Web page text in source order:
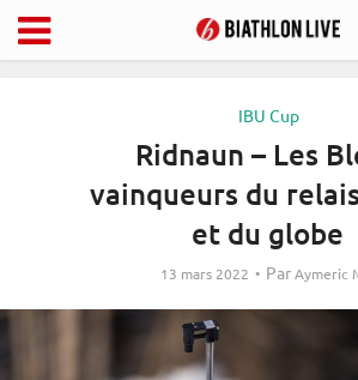
IBU Cup
Ridnaun – Les
vainqueurs du
et du globe
13 mars 2022 ParAymeric